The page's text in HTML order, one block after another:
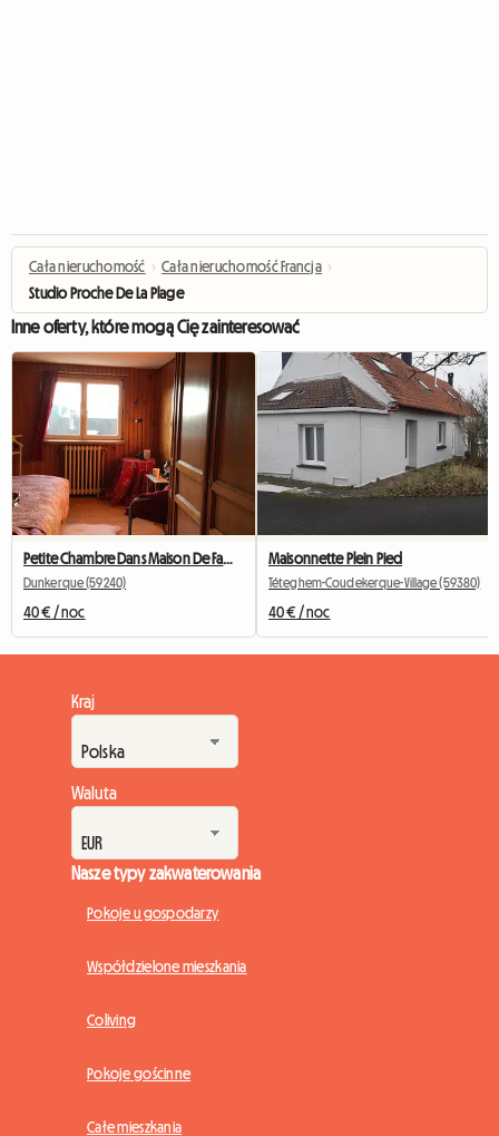
Cała nieruchomość › Cała nieruchomość Francja ›
Studio Proche De La Plage
Inne oferty, które mogą Cię zainteresować
Dunkerque (59240)
40 € / noc
Maisonnette Plein Pied
Téteghem-Coudekerque-Village (59380)
40 € / noc
Kraj
Waluta
Nasze typy zakwaterowania
Pokoje u gospodarzy
Współdzielone mieszkania
Coliving
Pokoje gościnne
Całe mieszkania